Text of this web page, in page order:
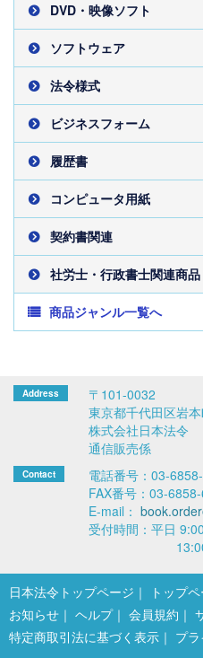
DVD・映像ソフト
ソフトウェア
法令様式
ビジネスフォーム
履歴書
コンピュータ用紙
契約書関連
社労士・行政書士関連商品
商品ジャンル一覧へ
〒101-0032
東京都千代田区岩
株式会社日本法令
通信販売係
電話番号：03-
FAX番号：03-
E-mail：
受付時間：平日
13:00～
日本法令トップページ トップ
お知らせ
ヘルプ 会員規約
特定商取引法に基づく表示
プ